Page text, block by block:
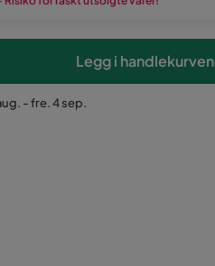
Legg i handlekurven
- fre. 4 sep.